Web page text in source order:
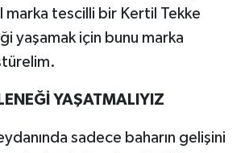
marka tescilli bir Kertil Tekke
yaşamak için bunu marka
YAŞATMALIYIZ
sadece baharın gelişini